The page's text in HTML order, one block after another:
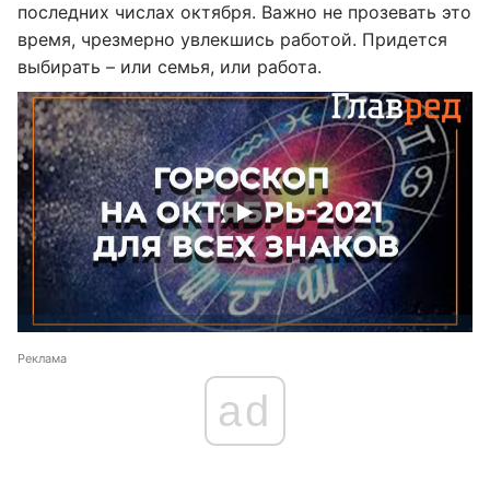
последних числах октября. Важно не прозевать это
время, чрезмерно увлекшись работой. Придется
выбирать – или семья, или работа.
Реклама
ad